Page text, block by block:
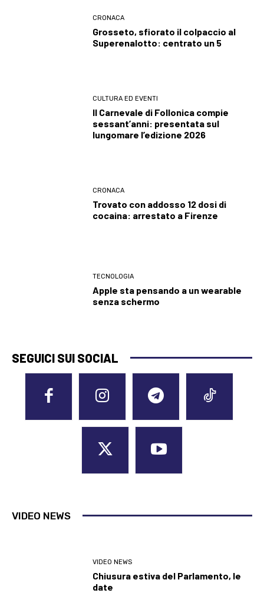
CRONACA
Grosseto, sfiorato il colpaccio al
Superenalotto: centrato un 5
CULTURA ED EVENTI
Il Carnevale di Follonica compie
sessant’anni: presentata sul
lungomare l’edizione 2026
CRONACA
Trovato con addosso 12 dosi di
cocaina: arrestato a Firenze
TECNOLOGIA
Apple sta pensando a un wearable
senza schermo
SEGUICI SUI SOCIAL
VIDEO NEWS
VIDEO NEWS
Chiusura estiva del Parlamento, le
date